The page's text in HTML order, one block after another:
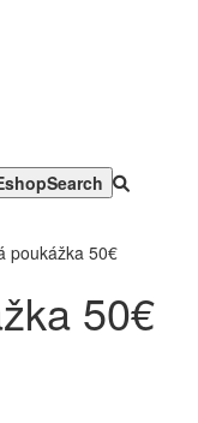
poukážka 50€
50€